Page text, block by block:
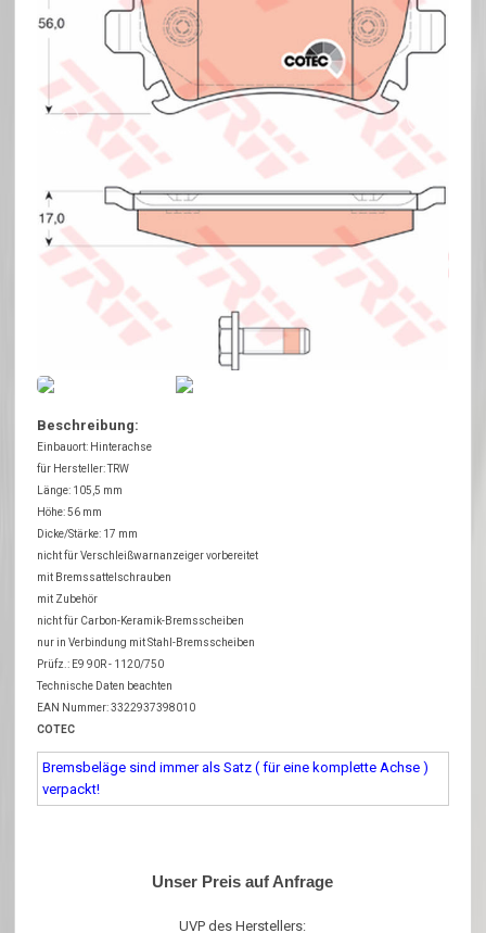
Beschreibung:
Einbauort: Hinterachse
für Hersteller: TRW
Länge: 105,5 mm
Höhe: 56 mm
Dicke/Stärke: 17 mm
nicht für Verschleißwarnanzeiger vorbereitet
mit Bremssattelschrauben
mit Zubehör
nicht für Carbon-Keramik-Bremsscheiben
nur in Verbindung mit Stahl-Bremsscheiben
Prüfz.: E9 90R - 1120/750
Technische Daten beachten
EAN Nummer: 3322937398010
COTEC
Bremsbeläge sind immer als Satz ( für eine komplette Achse )
verpackt!
Unser Preis auf Anfrage
UVP des Herstellers: